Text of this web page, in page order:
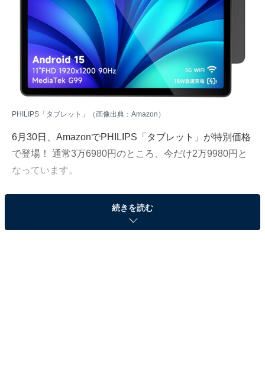
PHILIPS「タブレット」（画像出典：Amazon）
6月30日、AmazonでPHILIPS「タブレット」が特別価格
で登場！ 通常3万6980円のところ、今だけ2万9980円と
なっています。
そのほかにも注目の商品がラインナップされているの
で、あわせて紹介していきましょう。
続きを読む